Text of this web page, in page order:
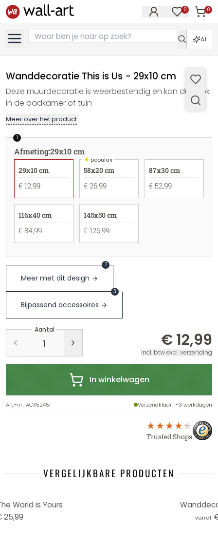
0 0
AI
Wanddecoratie This is Us - 29x10 cm
Deze muurdecoratie is weerbestendig en kan dus ook
in de badkamer of tuin
Meer over het product
1
Afmeting:29x10 cm
29x10 cm
€ 12,99
★populair
58x20 cm
€ 26,99
87x30 cm
€ 52,99
116x40 cm
€ 84,99
145x50 cm
€ 126,99
Meer met dit design
7
Bijpassend accessoires
3
Aantal
€ 12,99
incl. btw excl. verzending
In winkelwagen
Art.-nr.:ACX52451 Verzendklaar: 1-3 werkdagen
Trusted Shops
VERGELIJKBARE PRODUCTEN
World is Yours
25,99
vanaf